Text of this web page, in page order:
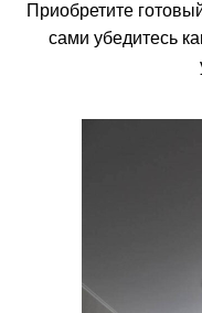
Приобретите
сами убедитесь